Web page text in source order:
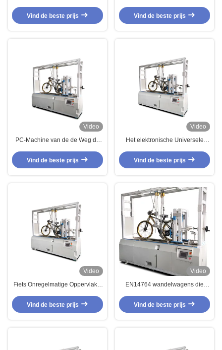
Fietscpmprehensive van het
Testmateriaal
Vind de beste prijs
Prestaties van de de Fietsweg
van het Testmateriaal
Vind de beste prijs
Video
PC-Machine van de de Weg de
Controlefiets voor de
Prestatiestest van Fietsremmen
Vind de beste prijs
Video
Het elektronische Universele
EN14765 van Fiets Remmende
Prestaties
Vind de beste prijs
Video
Fiets Onregelmatige Oppervlakte
Testen Machine Één
Jaarwaarborg
Vind de beste prijs
Video
EN14764 wandelwagens die
Meetapparaat van de Wegrem
testen
Vind de beste prijs